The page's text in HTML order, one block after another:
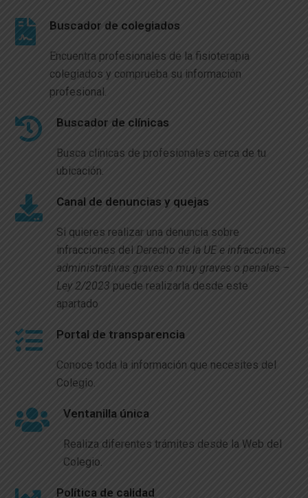
Buscador de colegiados
Encuentra profesionales de la fisioterapia
colegiados y comprueba su información
profesional.
Buscador de clínicas
Busca clínicas de profesionales cerca de tu
ubicación.
Canal de denuncias y quejas
Si quieres realizar una denuncia sobre
infracciones del Derecho de la UE e infracciones
administrativas graves o muy graves o penales –
Ley 2/2023 puede realizarla desde este
apartado
Portal de transparencia
Conoce toda la información que necesites del
Colegio.
Ventanilla única
Realiza diferentes trámites desde la Web del
Colegio.
Política de calidad